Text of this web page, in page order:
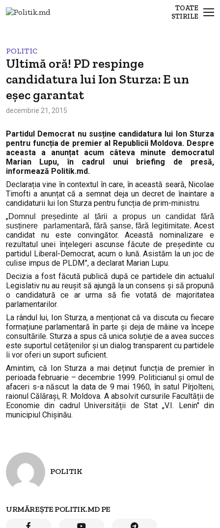
TOATE
STIRILE
POLITIC
Ultimă oră! PD respinge
candidatura lui Ion Sturza: E un
eșec garantat
decembrie 21, 2015
Partidul Democrat nu susține candidatura lui Ion Sturza
pentru funcția de premier al Republicii Moldova. Despre
aceasta a anunțat acum câteva minute democratul
Marian Lupu, în cadrul unui briefing de presă,
informează Politik.md.
Declarația vine în contextul în care, în această seară, Nicolae
Timofti a anunțat că a semnat deja un decret de înaintare a
candidaturii lui Ion Sturza pentru funcția de prim-ministru.
„Domnul președinte al țării a propus un candidat fără
susținere
parlamentară, fără șanse, fără legitimitate. Acest
candidat nu este convingător. Această nominalizare e
rezultatul unei înțelegeri ascunse făcute de președinte cu
partidul Liberal-Democrat, acum o lună. Asistăm la un joc de
culise impus de PLDM”, a declarat Marian Lupu.
Decizia a fost făcută publică după ce partidele din actualul
Legislativ nu au reușit să ajungă la un consens și să propună
o candidatură ce ar urma să fie votată de majoritatea
parlamentarilor.
La rândul lui, Ion Sturza, a menționat că va discuta cu fiecare
formațiune parlamentară în parte și deja de mâine va începe
consultările. Sturza a spus că unica soluție de a avea succes
este suportul cetățenilor și un dialog transparent cu partidele
îi vor oferi un suport suficient.
Amintim, că Ion Sturza a mai deținut funcția de premier în
perioada februarie – decembrie 1999. Politicianul și omul de
afaceri s-a născut la data de 9 mai 1960, în satul Pîrjolteni,
raionul Călărași, R. Moldova. A absolvit cursurile Facultății de
Economie din cadrul Universității de Stat „V.I. Lenin" din
municipiul Chișinău.
POLITIK
URMĂREȘTE POLITIK.MD PE